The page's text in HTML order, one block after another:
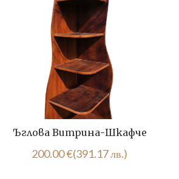
Ъглова Витрина-Шкафче
200.00€(391.17 лв.)